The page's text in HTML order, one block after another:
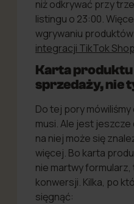
niż odkrywać przy
listingu o 23:00.
wgrywaniu
integracji TikTok
Karta
sprzedaży, nie
Do tej pory
musi. Ale jest
na niej może się
więcej. Bo karta
nie martwy
konwersji. Kilka, po
sięgnąć: